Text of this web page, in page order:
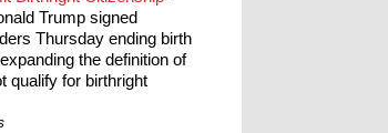
Trump signed
Thursday ending birth
the definition of
qualify for birthright